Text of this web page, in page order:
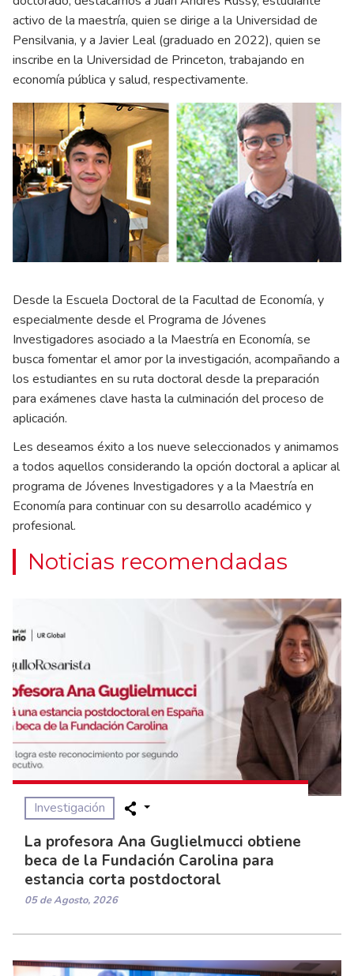
activo de la maestría, quien se dirige a la Universidad de
Pensilvania, y a Javier Leal (graduado en 2022), quien se
inscribe en la Universidad de Princeton, trabajando en
economía pública y salud, respectivamente.
Desde la Escuela Doctoral de la Facultad de Economía, y
especialmente desde el Programa de Jóvenes
Investigadores asociado a la Maestría en Economía, se
busca fomentar el amor por la investigación, acompañando a
los estudiantes en su ruta doctoral desde la preparación
para exámenes clave hasta la culminación del proceso de
aplicación.
Les deseamos éxito a los nueve seleccionados y animamos
a todos aquellos considerando la opción doctoral a aplicar al
programa de Jóvenes Investigadores y a la Maestría en
Economía para continuar con su desarrollo académico y
profesional.
Noticias recomendadas
Investigación
La profesora Ana Guglielmucci obtiene
beca de la Fundación Carolina para
estancia corta postdoctoral
05 de Agosto, 2026